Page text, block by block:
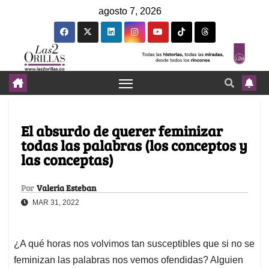
agosto 7, 2026
El absurdo de querer feminizar
todas las palabras (los conceptos y
las conceptas)
Por Valeria Esteban
MAR 31, 2022
¿A qué horas nos volvimos tan susceptibles que si no se
feminizan las palabras nos vemos ofendidas? Alguien